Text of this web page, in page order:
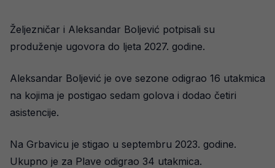
Željezničar i Aleksandar Boljević potpisali su
produženje ugovora do ljeta 2027. godine.
Aleksandar Boljević je ove sezone odigrao 16 utakmica
na kojima je postigao sedam golova i dodao četiri
asistencije.
Na Grbavicu je stigao u septembru 2023. godine.
Ukupno je za Plave odigrao 34 utakmica.